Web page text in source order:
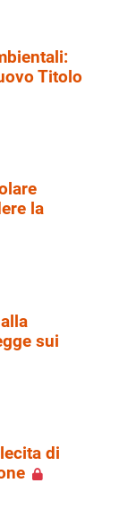
Titolo
la
sui
di